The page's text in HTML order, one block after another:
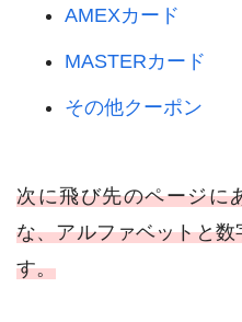
AMEXカード
MASTERカード
その他クーポン
次に飛び先のページに
な、アルファベットと
す。